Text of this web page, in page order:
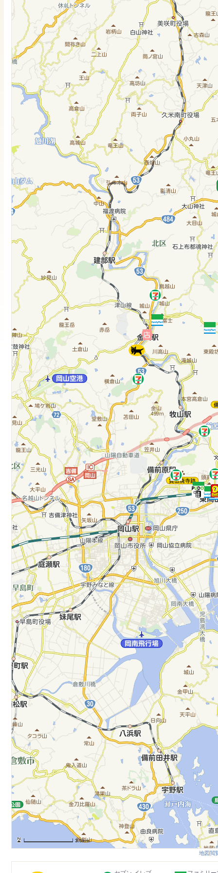
3.5km
地図閲